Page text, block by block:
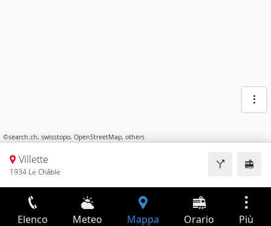
©search.ch, swisstopo, OpenStreetMap, others
Villette
1934 Le Châble
Elenco Meteo Mappa Orario Più